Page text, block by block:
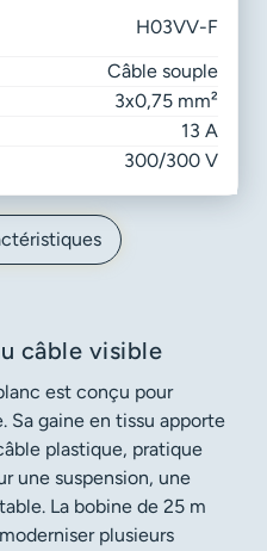
H03VV-F
Câble souple
3x0,75 mm²
13 A
300/300 V
câble visible
est conçu pour
Sa gaine en tissu apporte
plastique, pratique
une suspension, une
La bobine de 25 m
plusieurs